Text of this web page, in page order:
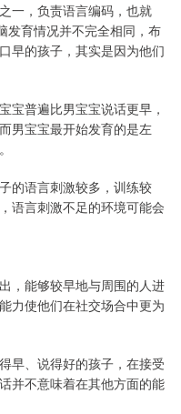
一，负责语言编码，也就
发育情况并不完全相同，布
早的孩子，其实是因为他们
宝普遍比男宝宝说话更早，
男宝宝最开始发育的是左
的语言刺激较多，训练较
语言刺激不足的环境可能会
，能够较早地与周围的人进
力使他们在社交场合中更为
早、说得好的孩子，在接受
并不意味着在其他方面的能